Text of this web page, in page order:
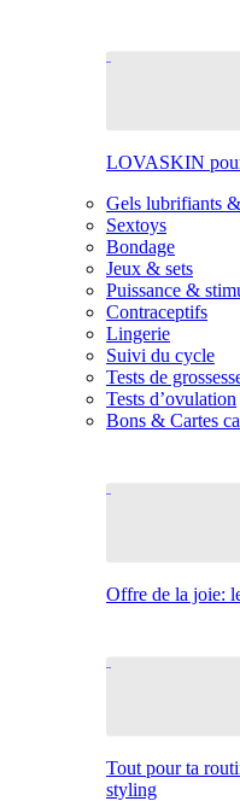
LOVASKIN
Gels lubrifiants
Sextoys
Bondage
Jeux & sets
Puissance &
Contraceptifs
Lingerie
Suivi du cycle
Tests de
Tests d’ovulation
Bons & Cartes
Offre de la joie:
Tout pour ta
styling